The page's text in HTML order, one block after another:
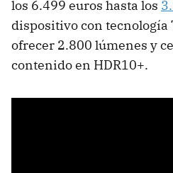
los 6.499 euros hasta los
dispositivo con tecnología
ofrecer 2.800 lúmenes y
contenido en HDR10+.